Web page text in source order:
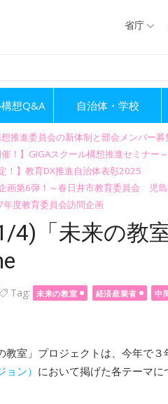
省庁
想Q&A 自治体・学校
推進委員会の新体制と部会メンバー募
！】GIGAスクール構想推進セミナー
！】教育DX推進自治体表彰2025
画第6弾！～春日井市教育委員会 児島
年度教育委員会訪問企画
4)「未来の教
Tag: 未来の教室 経済産業省 中
室」プロジェクトは、今年で３
ン） において掲げた各テーマ